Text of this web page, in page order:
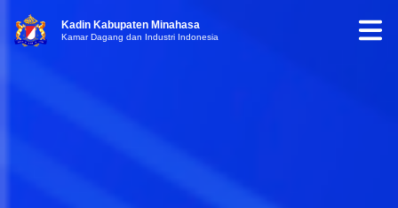
Kadin Kabupaten Minahasa
Kamar Dagang dan Industri Indonesia